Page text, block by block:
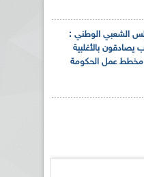
الشعبي الوطني :
يصادقون بالأغلبية
عمل الحكومة